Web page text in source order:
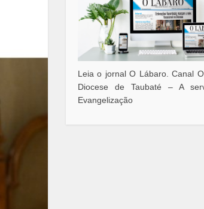
Leia o jornal O Lábaro. Canal
Diocese de Taubaté – A
Evangelização